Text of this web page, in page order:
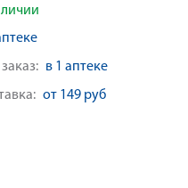
заказ: в 1 аптеке
от 149 руб